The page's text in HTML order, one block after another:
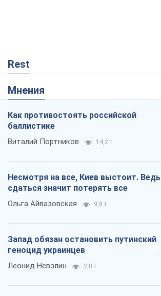
Rest
Мнения
Как противостоять российской
баллистике
Виталий Портников 14,2 т.
Несмотря на все, Киев выстоит. Ведь
сдаться значит потерять все
Ольга Айвазовская 9,8 т.
Запад обязан остановить путинский
геноцид украинцев
Леонид Невзлин 2,8 т.